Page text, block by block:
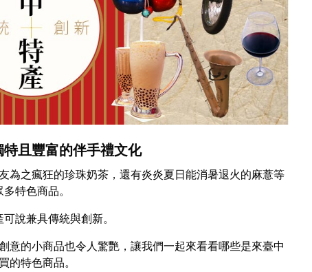
且豐富的伴手禮文化
為之瘋狂的珍珠奶茶，還有炎炎夏日能消暑退火的麻薏等
多特色商品。
說兼具傳統與創新。
意的小商品也令人驚艷，讓我們一起來看看哪些是來臺中
的特色商品。